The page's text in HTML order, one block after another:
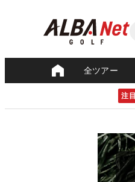
全ツアー
注目